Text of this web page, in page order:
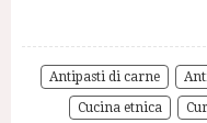
Antipasti di carne
Cucina etnica